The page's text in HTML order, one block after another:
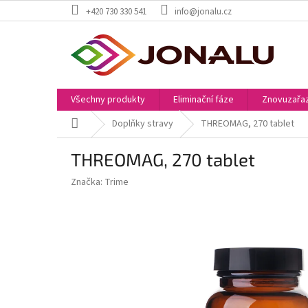
na
+420 730 330 541 info@jonalu.cz
Všechny produkty Eliminační fáze
Domů Doplňky stravy THREOMAG, 270 tablet
THREOMAG, 270 tablet
Značka: Trime